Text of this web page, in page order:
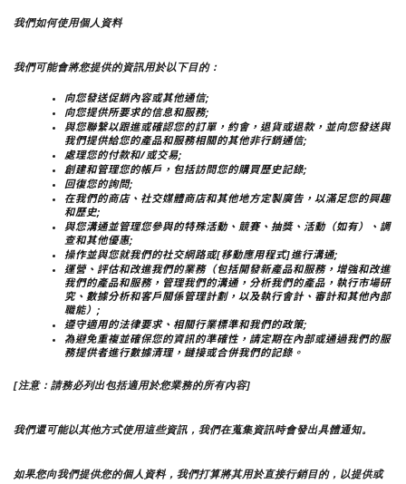
我們如何使用個人資料
我們可能會將您提供的資訊用於以下目的：
向您發送促銷內容或其他通信;
向您提供所要求的信息和服務;
與您聯繫以跟進或確認您的訂單，約會，退貨或退款，並向您發送與
我們提供給您的產品和服務相關的其他非行銷通信;
處理您的付款和/或交易;
創建和管理您的帳戶，包括訪問您的購買歷史記錄;
回復您的詢問;
在我們的商店、社交媒體商店和其他地方定製廣告，以滿足您的興趣
和歷史;
與您溝通並管理您參與的特殊活動、競賽、抽獎、活動（如有）、調
查和其他優惠;
操作並與您就我們的社交網路或[移動應用程式]進行溝通;
運營、評估和改進我們的業務（包括開發新產品和服務，增強和改進
我們的產品和服務，管理我們的溝通，分析我們的產品，執行市場研
究、數據分析和客戶關係管理計劃，以及執行會計、審計和其他內部
職能）;
遵守適用的法律要求、相關行業標準和我們的政策;
為避免重複並確保您的資訊的準確性，請定期在內部或通過我們的服
務提供者進行數據清理，鏈接或合併我們的記錄。
[注意：請務必列出包括適用於您業務的所有內容]
我們還可能以其他方式使用這些資訊，我們在蒐集資訊時會發出具體通知。
如果您向我們提供您的個人資料，我們打算將其用於直接行銷目的，以提供或